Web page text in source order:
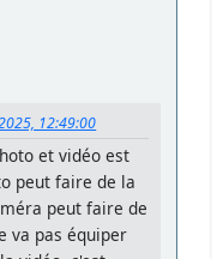
12:49:00
et vidéo est
peut faire de la
peut faire de
va pas équiper